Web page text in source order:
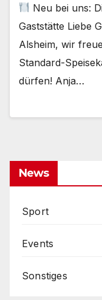
Neu bei uns:
Gaststätte Liebe
Alsheim, wir
Standard-
dürfen! Anja…
News
Sport
Events
Sonstiges